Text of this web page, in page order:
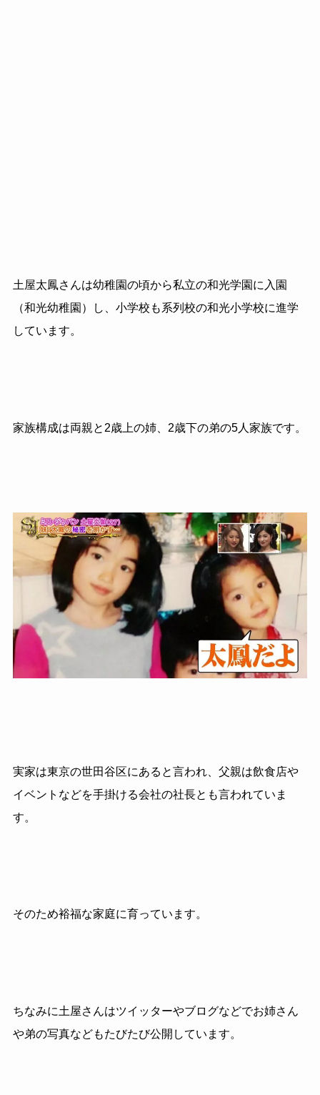
土屋太鳳さんは幼稚園の頃から私立の和光学園に入園
（和光幼稚園）し、小学校も系列校の和光小学校に進学
しています。
家族構成は両親と2歳上の姉、2歳下の弟の5人家族です。
実家は東京の世田谷区にあると言われ、父親は飲食店や
イベントなどを手掛ける会社の社長とも言われていま
す。
そのため裕福な家庭に育っています。
ちなみに土屋さんはツイッターやブログなどでお姉さん
や弟の写真などもたびたび公開しています。